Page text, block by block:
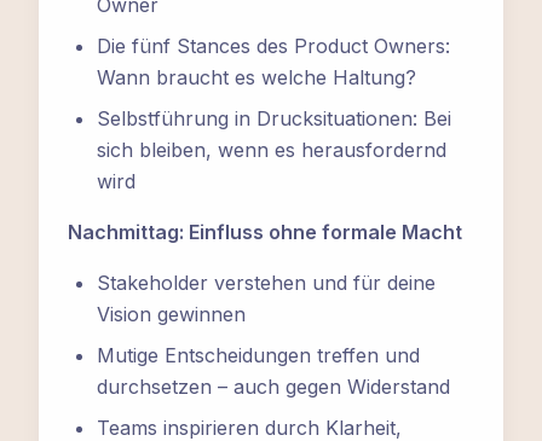
Owner
Die fünf Stances des Product Owners:
Wann braucht es welche Haltung?
Selbstführung in Drucksituationen: Bei
sich bleiben, wenn es herausfordernd
wird
Nachmittag: Einfluss ohne formale Macht
Stakeholder verstehen und für deine
Vision gewinnen
Mutige Entscheidungen treffen und
durchsetzen – auch gegen Widerstand
Teams inspirieren durch Klarheit,